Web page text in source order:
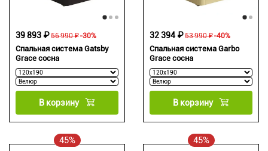
Спальная система Gatsby
Grace сосна
56 990 ₽
39 893 ₽ -30%
В корзину
Спальная система Garbo
Grace сосна
53 990 ₽
32 394 ₽ -40%
В корзину
45% 45%